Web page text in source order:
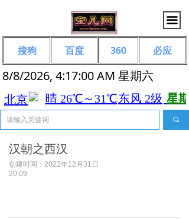
끀
8/8/2026, 4:17:01 AM 星期六
끠
搜狗 百度 360 必应
汉朝之西汉
创建时间： 2022年12月31日
20:09